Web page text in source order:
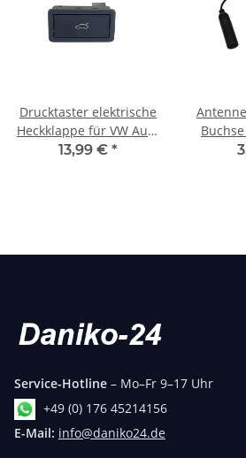
Drucktaster elektrische
Heckklappe für VW Audi
Passat
13,99 € *
Service-Hotline – Mo–Fr 9–17 Uhr
+49 (0) 176 45214156
E-Mail: info@daniko24.de